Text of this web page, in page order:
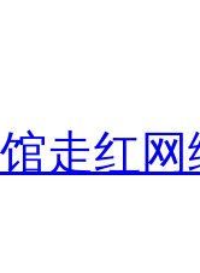
走红网